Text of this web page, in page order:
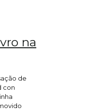
na
de
con